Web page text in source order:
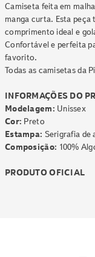
Camiseta feita em
manga curta. Esta
comprimento ideal e
Confortável e perfeita
favorito.
Todas as camisetas da
INFORMAÇÕES DO
Modelagem: Unissex
Cor: Preto
Estampa: Serigrafia de
Composição: 100%
PRODUTO OFICIAL